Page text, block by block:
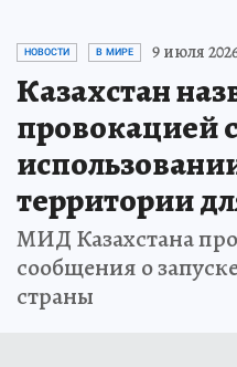
НОВОСТИ В МИРЕ 9 июля
Казахстан
провокацией
территории
МИД Казахстана
сообщения о
страны